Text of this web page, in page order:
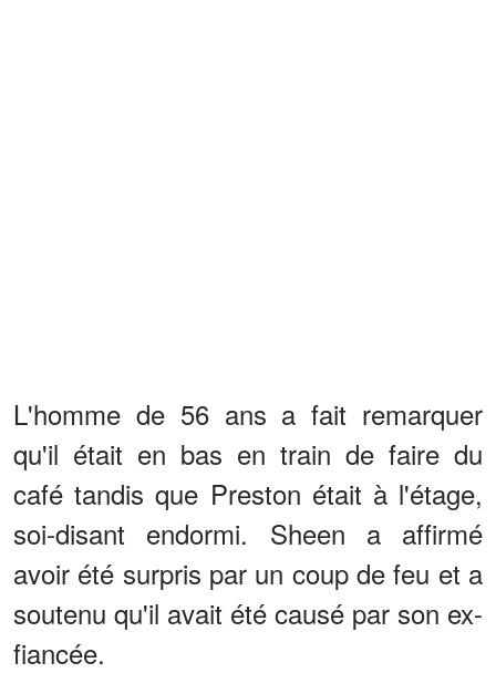
L'homme de 56 ans a fait remarquer
qu'il était en bas en train de faire du
café tandis que Preston était à l'étage,
soi-disant endormi. Sheen a affirmé
avoir été surpris par un coup de feu et a
soutenu qu'il avait été causé par son ex-
fiancée.